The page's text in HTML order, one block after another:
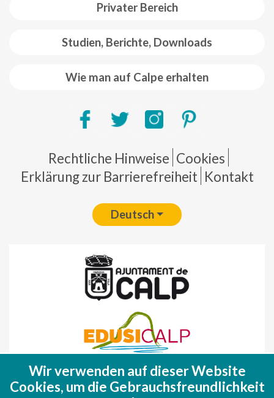
Privater Bereich
Studien, Berichte, Downloads
Wie man auf Calpe erhalten
Pie de página
Rechtliche Hinweise Cookies
Erklärung zur Barrierefreiheit Kontakt
Deutsch
Fondo Europeo de Desarrollo Regional
(FEDER)
Wir verwenden auf dieser Website
Cookies, um die Gebrauchsfreundlichkeit